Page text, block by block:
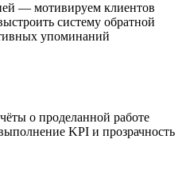
— мотивируем клиентов
систему обратной
упоминаний
о проделанной работе
KPI и прозрачность